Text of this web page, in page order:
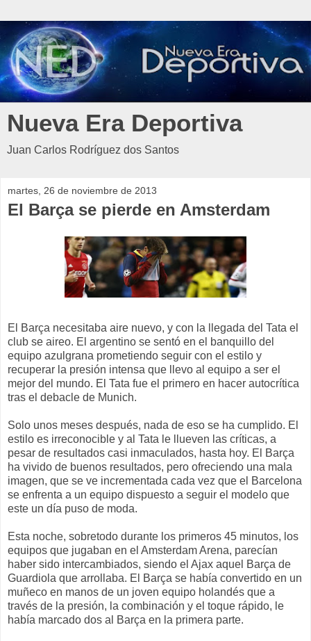
Nueva Era Deportiva
Juan Carlos Rodríguez dos Santos
martes, 26 de noviembre de 2013
El Barça se pierde en Amsterdam
El Barça necesitaba aire nuevo, y con la llegada del Tata el
club se aireo. El argentino se sentó en el banquillo del
equipo azulgrana prometiendo seguir con el estilo y
recuperar la presión intensa que llevo al equipo a ser el
mejor del mundo. El Tata fue el primero en hacer autocrítica
tras el debacle de Munich.
Solo unos meses después, nada de eso se ha cumplido. El
estilo es irreconocible y al Tata le llueven las críticas, a
pesar de resultados casi inmaculados, hasta hoy. El Barça
ha vivido de buenos resultados, pero ofreciendo una mala
imagen, que se ve incrementada cada vez que el Barcelona
se enfrenta a un equipo dispuesto a seguir el modelo que
este un día puso de moda.
Esta noche, sobretodo durante los primeros 45 minutos, los
equipos que jugaban en el Amsterdam Arena, parecían
haber sido intercambiados, siendo el Ajax aquel Barça de
Guardiola que arrollaba. El Barça se había convertido en un
muñeco en manos de un joven equipo holandés que a
través de la presión, la combinación y el toque rápido, le
había marcado dos al Barça en la primera parte.